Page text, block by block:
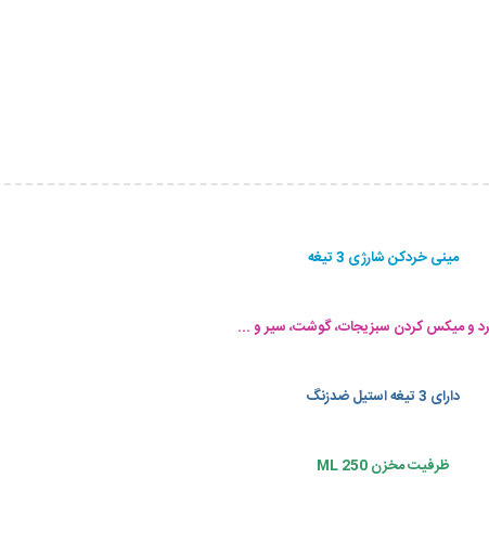
مینی خردکن شارژی 3 تیغه
و میکس کردن سبزیجات، گوشت، سیر و ...
دارای 3 تیغه استیل ضدزنگ
ظرفیت مخزن 250 ML